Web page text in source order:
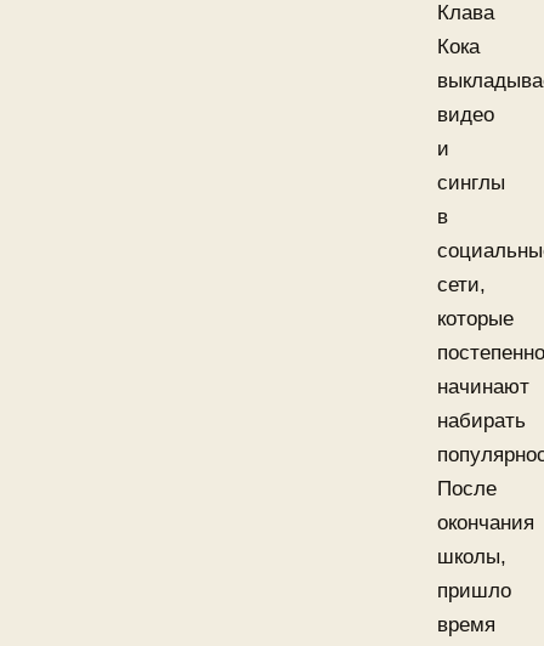
Клава
Кока
видео
и
синглы
в
сети,
которые
постепенно
начинают
набирать
После
окончания
школы,
пришло
время